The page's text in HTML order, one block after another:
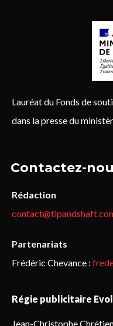
Lauréat du Fonds de
dans la presse du
Contactez-
Rédaction
Partenariats
Frédéric Chevance :
Régie publicitaire
Jean-Christophe